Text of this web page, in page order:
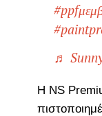
♬
Η NS